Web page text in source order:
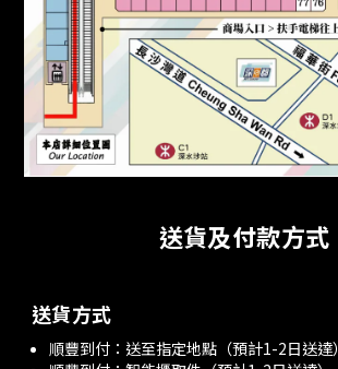
送貨及付款方式
送貨方式
順豐到付：送至指定地點（預計1-2日送達）